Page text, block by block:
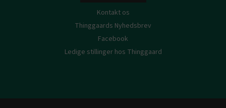
Kontakt os
Thinggaards Nyhedsbrev
Facebook
Ledige stillinger hos Thinggaard